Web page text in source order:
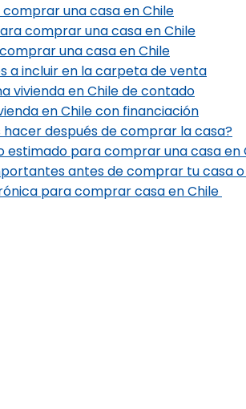
una casa en Chile
comprar una casa en Chile
una casa en Chile
a incluir en la carpeta de venta
vivienda en Chile de contado
en Chile con financiación
hacer después de comprar la casa?
estimado para comprar una casa en
antes de comprar tu casa
para comprar casa en Chile